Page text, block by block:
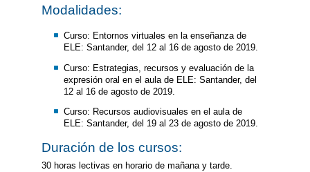
Modalidades:
Curso: Entornos virtuales en la enseñanza de
ELE: Santander, del 12 al 16 de agosto de 2019.
Curso: Estrategias, recursos y evaluación de la
expresión oral en el aula de ELE: Santander, del
12 al 16 de agosto de 2019.
Curso: Recursos audiovisuales en el aula de
ELE: Santander, del 19 al 23 de agosto de 2019.
Duración de los cursos:
30 horas lectivas en horario de mañana y tarde.